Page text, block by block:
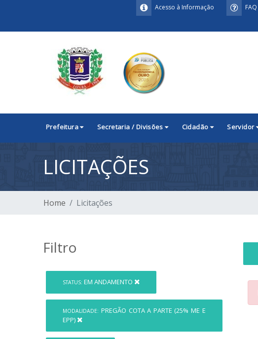
FAQ
Acesso à Informação
Prefeitura Secretaria / Divisões Cidadão Servidor
LICITAÇÕES
Home Licitações
Filtro
STATUS: EM ANDAMENTO
MODALIDADE: PREGÃO COTA A PARTE (25% ME E
EPP)